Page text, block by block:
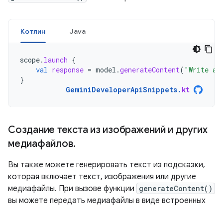
Котлин Java
scope. launch {
val response = model .generateContent( "Write a
}
GeminiDeveloperApiSnippets. kt
Создание текста из изображений и других
медиафайлов.
Вы также можете генерировать текст из подсказки,
которая включает текст, изображения или другие
медиафайлы. При вызове функции generateContent()
вы можете передать медиафайлы в виде встроенных